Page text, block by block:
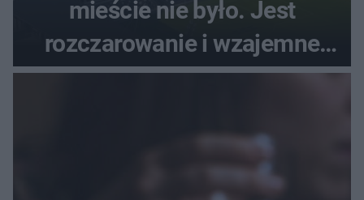
mieście nie było. Jest
rozczarowanie i wzajemne
obwinianie. Dlaczego Peak